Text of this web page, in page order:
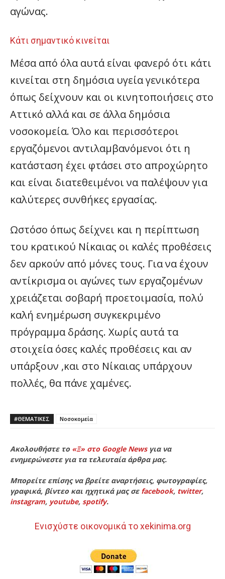
αγώνας.
Κάτι σημαντικό κινείται
Μέσα από όλα αυτά είναι φανερό ότι κάτι
κινείται στη δημόσια υγεία γενικότερα
όπως δείχνουν και οι κινητοποιήσεις στο
Αττικό αλλά και σε άλλα δημόσια
νοσοκομεία. Όλο και περισσότεροι
εργαζόμενοι αντιλαμβανόμενοι ότι η
κατάσταση έχει φτάσει στο απροχώρητο
και είναι διατεθειμένοι να παλέψουν για
καλύτερες συνθήκες εργασίας.
Ωστόσο όπως δείχνει και η περίπτωση
του κρατικού Νίκαιας οι καλές προθέσεις
δεν αρκούν από μόνες τους. Για να έχουν
αντίκρισμα οι αγώνες των εργαζομένων
χρειάζεται σοβαρή προετοιμασία, πολύ
καλή ενημέρωση συγκεκριμένο
πρόγραμμα δράσης. Χωρίς αυτά τα
στοιχεία όσες καλές προθέσεις και αν
υπάρξουν ,και στο Νίκαιας υπάρχουν
πολλές, θα πάνε χαμένες.
#ΘΕΜΑΤΙΚΈΣ Νοσοκομεία
Ακολουθήστε το «Ξ» στο Google Newsγια να
ενημερώνεστε για τα τελευταία άρθρα μας.
Μπορείτε επίσης να βρείτε αναρτήσεις, φωτογραφίες,
γραφικά, βίντεο και ηχητικά μας σε facebook, twitter,
instagram, youtube, spotify.
Ενισχύστε οικονομικά το xekinima.org